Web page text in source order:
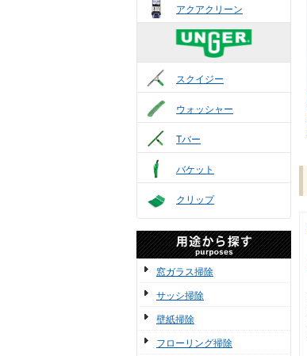
アクアクリーン
スクイジー
ウォッシャー
Tバー
バケット
クリップ
窓ガラス掃除
サッシ掃除
壁紙掃除
フローリング掃除